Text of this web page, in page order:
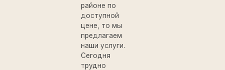
районе по
доступной
цене, то мы
предлагаем
наши услуги.
Сегодня
трудно